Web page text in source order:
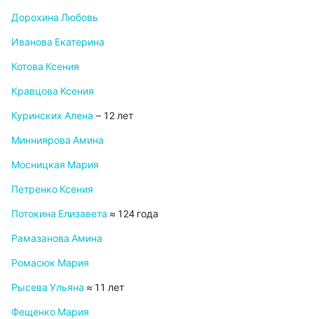
Дорохина Любовь
Иванова Екатерина
Котова Ксения
Кравцова Ксения
Куринских Алена – 12 лет
Минниярова Амина
Мосницкая Мария
Петренко Ксения
Потокина Елизавета ≈ 124 года
Рамазанова Амина
Ромасюк Мария
Рысева Ульяна ≈ 11 лет
Фещенко Мария